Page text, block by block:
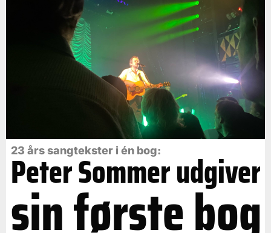
23 års sangtekster i én bog:
Peter Sommer udgiver
sin første bog